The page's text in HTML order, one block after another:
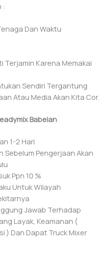
:
Dan Waktu
Terjamin Karena Memakai
Sendiri Tergantung
Atau Media Akan Kita Cor.
Babelan
1-2 Hari
Sebelum Pengerjaan Akan
Ppn 10 %
Untuk Wilayah
Jawab Terhadap
Layak, Keamanan (
) Dan Dapat Truck Mixer